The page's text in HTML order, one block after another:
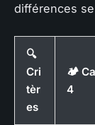
différences
🔍
Cri
tèr
es
🏕️
4